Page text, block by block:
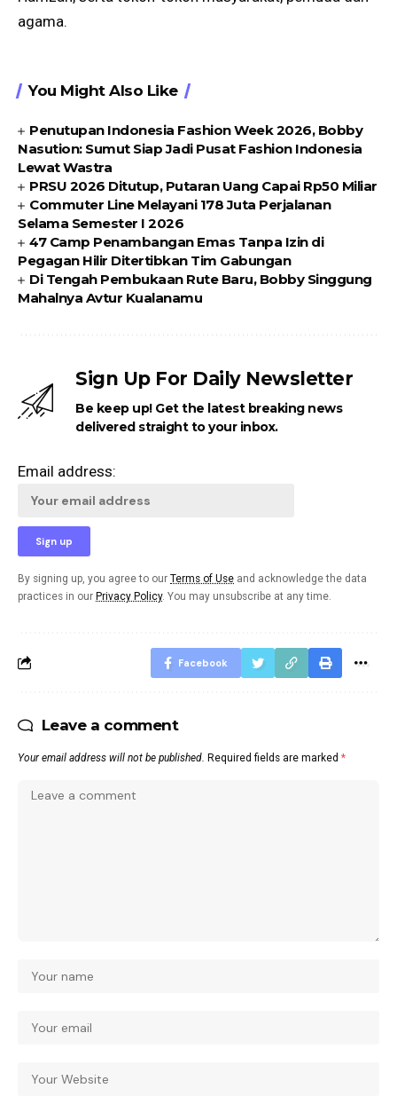
agama.
You Might Also Like
Penutupan Indonesia Fashion Week 2026, Bobby
Nasution: Sumut Siap Jadi Pusat Fashion Indonesia
Lewat Wastra
PRSU 2026 Ditutup, Putaran Uang Capai Rp50 Miliar
Commuter Line Melayani 178 Juta Perjalanan
Selama Semester I 2026
47 Camp Penambangan Emas Tanpa Izin di
Pegagan Hilir Ditertibkan Tim Gabungan
Di Tengah Pembukaan Rute Baru, Bobby Singgung
Mahalnya Avtur Kualanamu
Sign Up For Daily Newsletter
Be keep up! Get the latest breaking news
delivered straight to your inbox.
Email address:
By signing up, you agree to our Terms of Use and acknowledge the data
practices in our Privacy Policy. You may unsubscribe at any time.
Facebook
Leave a comment
Your email address will not be published. Required fields are marked *